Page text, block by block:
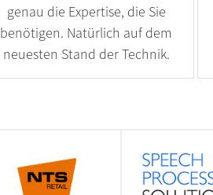
genau die Expertise, die Sie
benötigen. Natürlich auf dem
neuesten Stand der Technik.